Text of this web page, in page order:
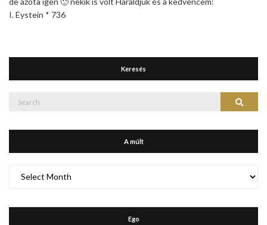
I. Eystein * 736
Keresés
Search
A múlt
múlt
Ego